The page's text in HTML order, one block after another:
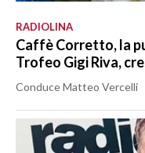
RADIOLINA
Caffè Corretto, la
Trofeo Gigi Riva,
Conduce Matteo Vercelli